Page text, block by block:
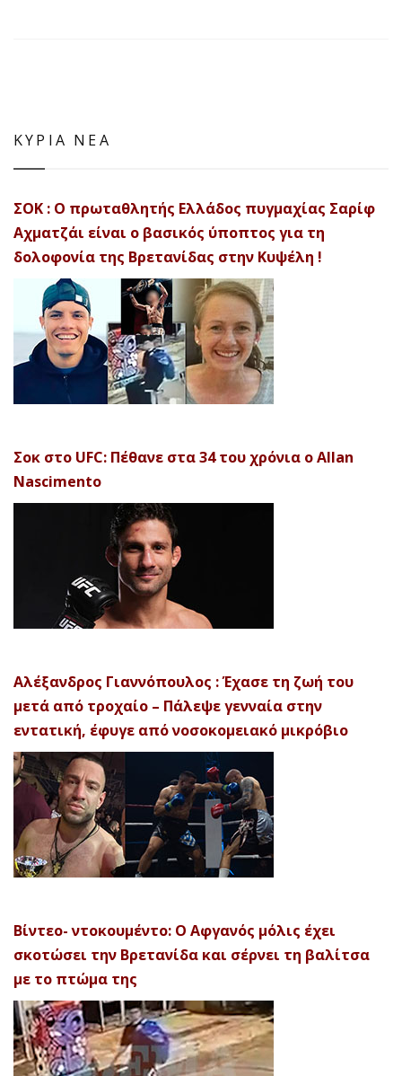
ΚΥΡΙΑ ΝΕΑ
ΣΟΚ : Ο πρωταθλητής Ελλάδος πυγμαχίας Σαρίφ
Αχματζάι είναι ο βασικός ύποπτος για τη
δολοφονία της Βρετανίδας στην Κυψέλη !
Σοκ στο UFC: Πέθανε στα 34 του χρόνια ο Allan
Nascimento
Αλέξανδρος Γιαννόπουλος : Έχασε τη ζωή του
μετά από τροχαίο – Πάλεψε γενναία στην
εντατική, έφυγε από νοσοκομειακό μικρόβιο
Βίντεο- ντοκουμέντο: Ο Αφγανός μόλις έχει
σκοτώσει την Βρετανίδα και σέρνει τη βαλίτσα
με το πτώμα της